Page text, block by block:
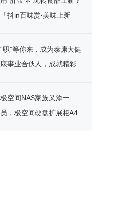
「抖in百味赏·美味上新
“职”等你来，成为泰康大健
康事业合伙人，成就精彩
极空间NAS家族又添一
员，极空间硬盘扩展柜A4